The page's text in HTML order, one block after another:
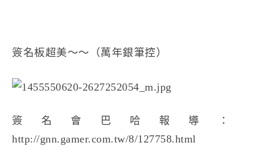
簽名板超美～～（萬年銀筆控）
簽名會巴哈報導：
http://gnn.gamer.com.tw/8/127758.html